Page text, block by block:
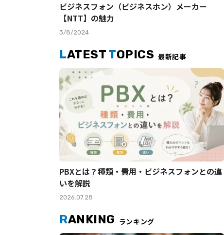
ビジネスフォン（ビジネスホン）メーカー
【NTT】の魅力
3/8/2024
LATEST TOPICS 最新記事
PBXとは？種類・費用・ビジネスフォンとの違
いを解説
2026.07.28
RANKING ランキング